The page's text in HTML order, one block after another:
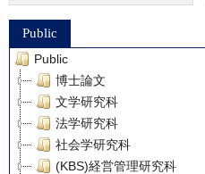
Public
Public
博士論文
文学研究科
法学研究科
社会学研究科
(KBS)経営管理研究科